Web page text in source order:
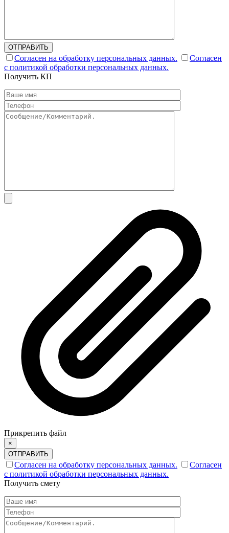
ОТПРАВИТЬ
Согласен на обработку персональных данных.
Согласен
с политикой обработки персональных данных.
Получить КП
Прикрепить файл
×
ОТПРАВИТЬ
Согласен на обработку персональных данных.
Согласен
с политикой обработки персональных данных.
Получить смету